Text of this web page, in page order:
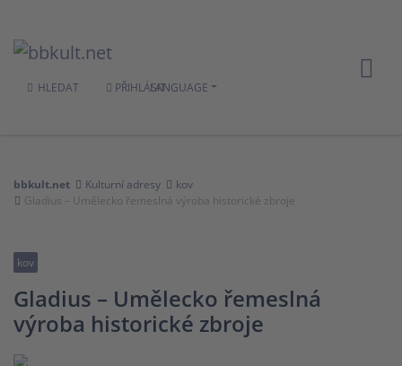
HLEDAT PŘIHLÁSITLANGUAGE
bbkult.net Kulturní adresy
kov
Gladius – Umělecko řemeslná výroba historické zbroje
kov
Gladius – Umělecko řemeslná
výroba historické zbroje